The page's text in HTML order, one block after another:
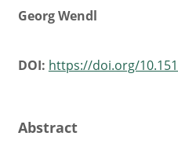
Georg Wendl
DOI: https://doi.org/
Abstract